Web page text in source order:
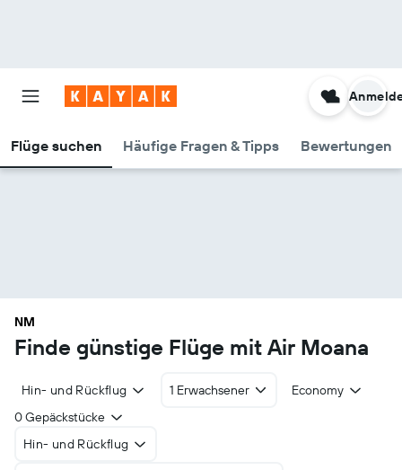
Flüge suchen Häufige Fragen & Tipps Bewertungen
NM
Finde günstige Flüge mit Air Moana
Hin- und Rückflug 1 Erwachsener
Economy
0 Gepäckstücke
Hin- und Rückflug